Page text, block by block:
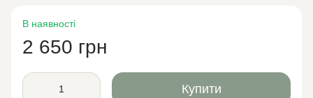
В наявності
2 650 грн
Купити